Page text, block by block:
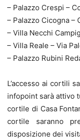
– Palazzo Crespi –
– Palazzo Cicogna –
– Villa Necchi
– Villa Reale – Via
– Palazzo Rubini
L’accesso ai cortili
infopoint sarà attivo
cortile di Casa
cortile saranno
disposizione dei